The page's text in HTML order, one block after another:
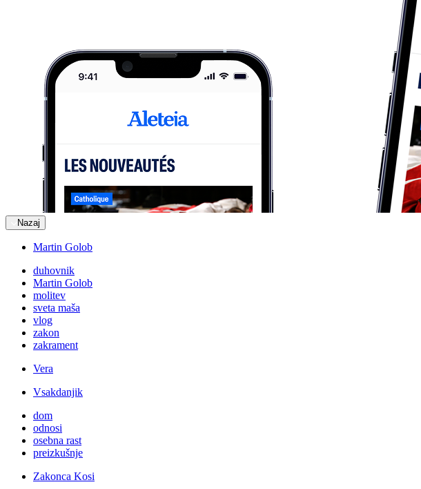
Nazaj
Martin Golob
duhovnik
Martin Golob
molitev
sveta maša
vlog
zakon
zakrament
Vera
Vsakdanjik
dom
odnosi
osebna rast
preizkušnje
Zakonca Kosi